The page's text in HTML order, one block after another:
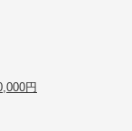
円